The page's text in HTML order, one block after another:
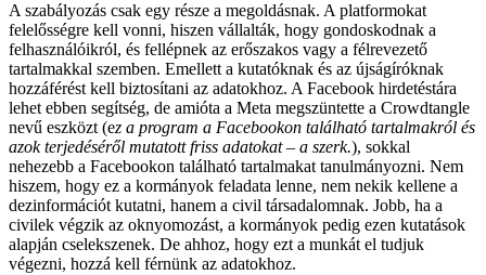
A szabályozás csak egy része a megoldásnak. A platformokat
felelősségre kell vonni, hiszen vállalták, hogy gondoskodnak a
felhasználóikról, és fellépnek az erőszakos vagy a félrevezető
tartalmakkal szemben. Emellett a kutatóknak és az újságíróknak
hozzáférést kell biztosítani az adatokhoz. A Facebook hirdetéstára
lehet ebben segítség, de amióta a Meta megszüntette a Crowdtangle
nevű eszközt (ez a program a Facebookon található tartalmakról és
azok terjedéséről mutatott friss adatokat – a szerk.), sokkal
nehezebb a Facebookon található tartalmakat tanulmányozni. Nem
hiszem, hogy ez a kormányok feladata lenne, nem nekik kellene a
dezinformációt kutatni, hanem a civil társadalomnak. Jobb, ha a
civilek végzik az oknyomozást, a kormányok pedig ezen kutatások
alapján cselekszenek. De ahhoz, hogy ezt a munkát el tudjuk
végezni, hozzá kell férnünk az adatokhoz.